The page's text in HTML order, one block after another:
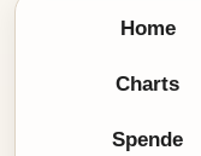
Home
Charts
Spende